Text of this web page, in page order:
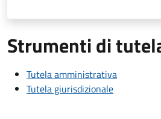
Strumenti di
Tutela amministrativa
Tutela giurisdizionale